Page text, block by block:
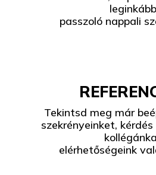
leginkább
passzoló nappali
Tekintsd meg már
szekrényeinket,
elérhetőségeink